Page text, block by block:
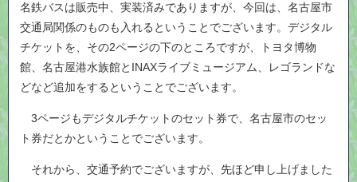
名鉄バスは販売中、実装済みでありますが、今回は、名古屋市
交通局関係のものも入れるということでございます。デジタル
チケットを、その2ページの下のところですが、トヨタ博物
館、名古屋港水族館とINAXライブミュージアム、レゴランドな
どなど追加をするということでございます。
3ページもデジタルチケットのセット券で、名古屋市のセッ
ト券だとかということでございます。
それから、交通予約でございますが、先ほど申し上げました